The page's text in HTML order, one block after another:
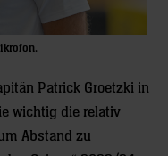
Patrick Groetzki in
wichtig die relativ
Abstand zu